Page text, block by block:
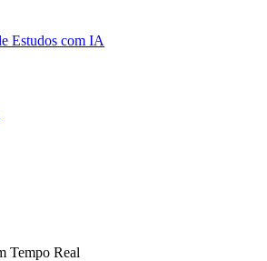
Estudos com IA
Tempo Real